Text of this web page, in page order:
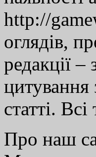
http://
оглядів,
редакції
цитування
статті.
Про наш